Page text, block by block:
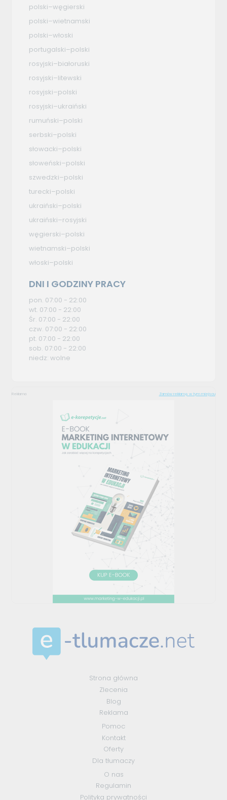
polski–węgierski
polski–wietnamski
polski–włoski
portugalski–polski
rosyjski–białoruski
rosyjski–litewski
rosyjski–polski
rosyjski–ukraiński
rumuński–polski
serbski–polski
słowacki–polski
słoweński–polski
szwedzki–polski
turecki–polski
ukraiński–polski
ukraiński–rosyjski
węgierski–polski
wietnamski–polski
włoski–polski
DNI I GODZINY PRACY
pon. 07:00 - 22:00
wt. 07:00 - 22:00
Śr. 07:00 - 22:00
czw. 07:00 - 22:00
pt. 07:00 - 22:00
sob. 07:00 - 22:00
niedz: wolne
Reklama Zamów reklamę w tym miejscu
Strona główna
Zlecenia
Blog
Reklama
Pomoc
Kontakt
Oferty
Dla tłumaczy
O nas
Regulamin
Polityka prywatności